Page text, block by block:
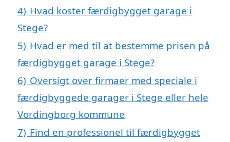
4) Hvad koster færdigbygget garage i
Stege?
5) Hvad er med til at bestemme prisen på
færdigbygget garage i Stege?
6) Oversigt over firmaer med speciale i
færdigbyggede garager i Stege eller hele
Vordingborg kommune
7) Find en professionel til færdigbygget